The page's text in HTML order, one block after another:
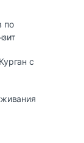
по
с